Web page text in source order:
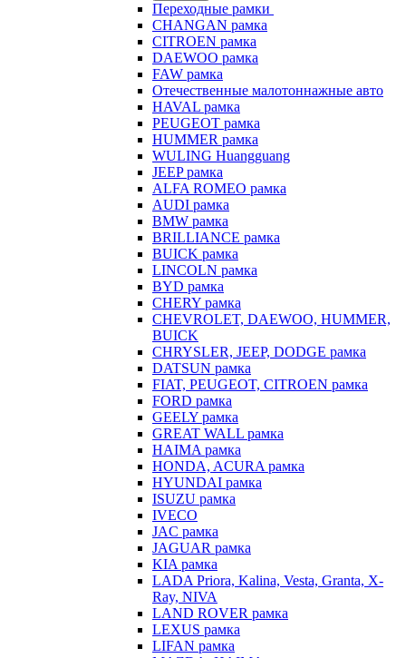
Переходные рамки
CHANGAN рамка
CITROEN рамка
DAEWOO рамка
FAW рамка
Отечественные малотоннажные авто
HAVAL рамка
PEUGEOT рамка
HUMMER рамка
WULING Huangguang
JEEP рамка
ALFA ROMEO рамка
AUDI рамка
BMW рамка
BRILLIANCE рамка
BUICK рамка
LINCOLN рамка
BYD рамка
CHERY рамка
CHEVROLET, DAEWOO, HUMMER,
BUICK
CHRYSLER, JEEP, DODGE рамка
DATSUN рамка
FIAT, PEUGEOT, CITROEN рамка
FORD рамка
GEELY рамка
GREAT WALL рамка
HAIMA рамка
HONDA, ACURA рамка
HYUNDAI рамка
ISUZU рамка
IVECO
JAC рамка
JAGUAR рамка
KIA рамка
LADA Priora, Kalina, Vesta, Granta, X-
Ray, NIVA
LAND ROVER рамка
LEXUS рамка
LIFAN рамка